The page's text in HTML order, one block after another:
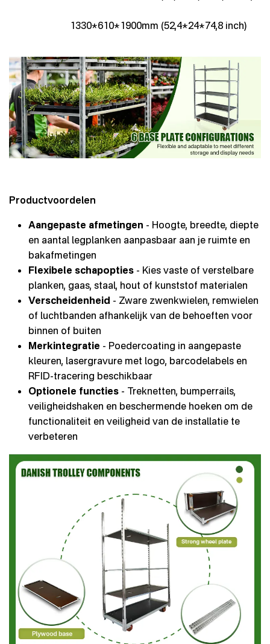
1330*610*1900mm (52,4*24*74,8 inch)
Productvoordelen
Aangepaste afmetingen - Hoogte, breedte, diepte
en aantal legplanken aanpasbaar aan je ruimte en
bakafmetingen
Flexibele schapopties - Kies vaste of verstelbare
planken, gaas, staal, hout of kunststof materialen
Verscheidenheid - Zware zwenkwielen, remwielen
of luchtbanden afhankelijk van de behoeften voor
binnen of buiten
Merkintegratie - Poedercoating in aangepaste
kleuren, lasergravure met logo, barcodelabels en
RFID-tracering beschikbaar
Optionele functies - Treknetten, bumperrails,
veiligheidshaken en beschermende hoeken om de
functionaliteit en veiligheid van de installatie te
verbeteren